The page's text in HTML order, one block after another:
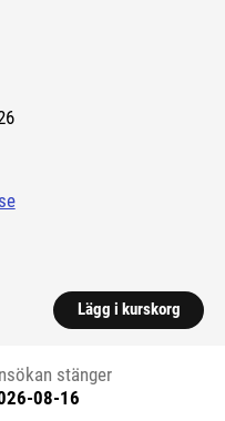
sida.)
Lägg i kurskorg
stänger
08-16